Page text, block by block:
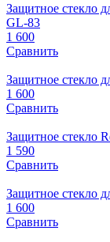
Защитное стекло
GL-83
1 600
Сравнить
Защитное стекло
1 600
Сравнить
Защитное стекло
1 590
Сравнить
Защитное стекло
1 600
Сравнить